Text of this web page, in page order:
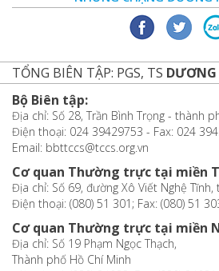
TỔNG BIÊN TẬP: PGS, TS
Bộ Biên tập:
Địa chỉ: Số 28, Trần Bình Trọng - thành
Điện thoại: 024 39429753 - Fax: 024
Email: bbttccs@tccs.org.vn
Cơ quan Thường trực tại miền
Địa chỉ: Số 69, đường Xô Viết Nghệ
Điện thoại: (080) 51 301; Fax: (080) 51
Cơ quan Thường trực tại miền
Địa chỉ: Số 19 Phạm Ngọc Thạch,
Thành phố Hồ Chí Minh